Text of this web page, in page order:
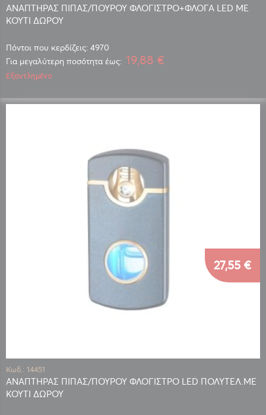
ΑΝΑΠΤΗΡΑΣ ΠΙΠΑΣ/ΠΟΥΡΟΥ ΦΛΟΓΙΣΤΡΟ+ΦΛΟΓΑ LED ΜΕ
ΚΟΥΤΙ ΔΩΡΟΥ
Πόντοι που κερδίζεις: 4970
Για μεγαλύτερη ποσότητα έως: 19,88 €
Εξαντλημένο
Κωδ.: 14451
ΑΝΑΠΤΗΡΑΣ ΠΙΠΑΣ/ΠΟΥΡΟΥ ΦΛΟΓΙΣΤΡΟ LED ΠΟΛΥΤΕΛ.ΜΕ
ΚΟΥΤΙ ΔΩΡΟΥ
27,55 €